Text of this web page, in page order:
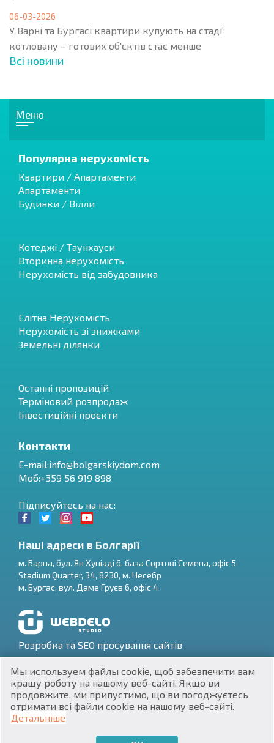
$
₽
₴
zł
PL
06-03-2026
У Варні та Бургасі квартири купують на стадії
котловану – готових об'єктів стає менше
Всі новини
Меню
Популярна нерухомість
Квартири / Апартаменти
Апартаменти
Будинки / Вілли
Котеджі / Таунхауси
Вторинна нерухомість
Нерухомість від забудовника
Елітна Нерухомість
Нерухомість зі знижками
Земельні ділянки
Останні пропозицій
Терміновий розпродаж
Інвестиційні проєкти
Контакти
E-mail:info@bolgarskiydom.com
Моб:+359 56 919 898
Підписуйтесь на нас:
Наші адреси в Болгарії
м. Варна, бул. Ян Хуніаді 6, база Сортові Семена, офіс 5
Stadium Quarter, 34, 8230, м. Несебр
м. Бургас, вул. Даме Груєв 6, офіс 4
Розробка та SEO просування сайтів
ЕИК 201160903
Мы используем файлы cookie, щоб забезпечити вам
кращу роботу на нашому веб-сайті. Якщо ви
продовжите, ми припустимо, що ви погоджуєтесь
отримати всі файли cookie на нашому веб-сайті.
Детальніше